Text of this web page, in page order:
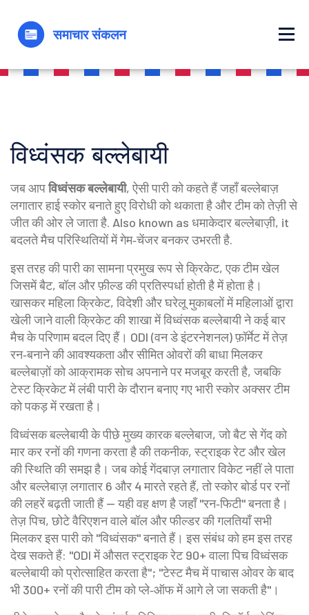
विध्वंसक बल्लेबायी
जब आपविध्वंसक बल्लेबायी,ऐसी पारी को कहते हैं जहाँ बल्लेबाज़
लगातार हाई स्कोर बनाते हुए विरोधी को थकाता है और टीम को तेज़ी से
जीत की ओर ले जाता है. Also known as धमाकेदार बल्लेबाज़ी, it
बदलते मैच परिस्थितियों में गेम‑चेंजर बनकर उभरती है.
इस तरह की पारी का सामना प्रमुख रूप सेक्रिकेट,एक टीम खेल
जिसमें बैट, बॉल और फ़ील्ड की प्रतिस्पर्धा होती हैमें होता है।
खासकरमहिला क्रिकेट,विदेशी और घरेलू मुकाबलों में महिलाओं द्वारा
खेली जाने वाली क्रिकेट की शाखामें विध्वंसक बल्लेबायी ने कई बार
मैच के परिणाम बदल दिए हैं। ODI (वन डे इंटरनेशनल) फ़ॉर्मेट में तेज़
रन‑बनाने की आवश्यकता और सीमित ओवरों की बाधा मिलकर
बल्लेबाज़ों को आक्रामक सोच अपनाने पर मजबूर करती है, जबकि
टेस्ट क्रिकेट में लंबी पारी के दौरान बनाए गए भारी स्कोर अक्सर टीम
को पकड़ में रखता है।
विध्वंसक बल्लेबायी के पीछे मुख्य कारकबल्लेबाज,जो बैट से गेंद को
मार कर रनों की गणना करता हैकी तकनीक, स्ट्राइक रेट और खेल
की स्थिति की समझ है। जब कोई गेंदबाज़ लगातार विकेट नहीं ले पाता
और बल्लेबाज़ लगातार 6 और 4 मारते रहते हैं, तो स्कोर बोर्ड पर रनों
की लहरें बढ़ती जाती हैं — यही वह क्षण है जहाँ "रन‑फिटी" बनता है।
तेज़ पिच, छोटे वैरिएशन वाले बॉल और फील्डर की गलतियाँ सभी
मिलकर इस पारी को "विध्वंसक" बनाते हैं। इस संबंध को हम इस तरह
देख सकते हैं: "ODI में औसत स्ट्राइक रेट 90+ वाला पिच विध्वंसक
बल्लेबायी को प्रोत्साहित करता है"; "टेस्ट मैच में पाचास ओवर के बाद
भी 300+ रनों की पारी टीम को प्ले‑ऑफ में आगे ले जा सकती है"।